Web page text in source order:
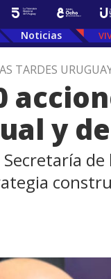
Noticias
TARDES
y